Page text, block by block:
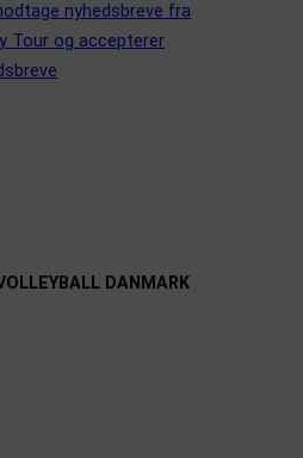
nyhedsbreve fra
Tour og accepterer
DANMARK